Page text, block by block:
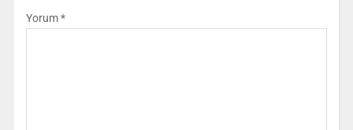
Yorum*